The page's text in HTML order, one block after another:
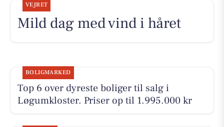
VEJRET
Mild dag med vind i håret
BOLIGMARKED
Top 6 over dyreste boliger til salg i
Løgumkloster. Priser op til 1.995.000 kr